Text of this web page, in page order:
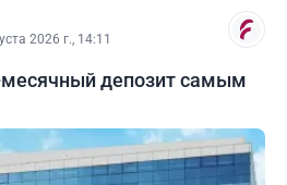
2026 г., 14:11
месячный депозит самым